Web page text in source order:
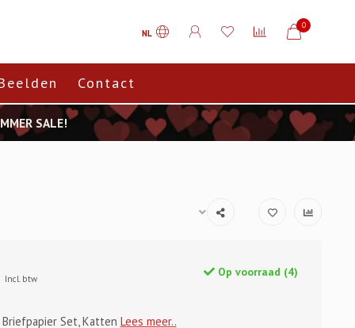
NL
0
Contact
SALE!
Incl. btw Op voorraad (4)
Set, Katten Lees meer..